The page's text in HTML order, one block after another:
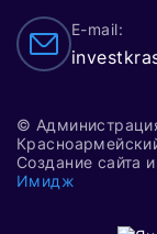
E-mail:
©
Создание сайта
Имидж